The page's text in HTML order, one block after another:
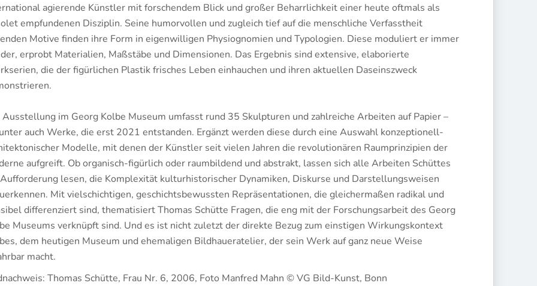
agierende Künstler mit forschendem Blick und großer Beharrlichkeit einer heute oftmals als
empfundenen Disziplin. Seine humorvollen und zugleich tief auf die menschliche Verfasstheit
Motive finden ihre Form in eigenwilligen Physiognomien und Typologien. Diese moduliert er immer
erprobt Materialien, Maßstäbe und Dimensionen. Das Ergebnis sind extensive, elaborierte
die der figürlichen Plastik frisches Leben einhauchen und ihren aktuellen Daseinszweck
Ausstellung im Georg Kolbe Museum umfasst rund 35 Skulpturen und zahlreiche Arbeiten auf Papier –
auch Werke, die erst 2021 entstanden. Ergänzt werden diese durch eine Auswahl konzeptionell-
Modelle, mit denen der Künstler seit vielen Jahren die revolutionären Raumprinzipien der
aufgreift. Ob organisch-figürlich oder raumbildend und abstrakt, lassen sich alle Arbeiten Schüttes
lesen, die Komplexität kulturhistorischer Dynamiken, Diskurse und Darstellungsweisen
Mit vielschichtigen, geschichtsbewussten Repräsentationen, die gleichermaßen radikal und
differenziert sind, thematisiert Thomas Schütte Fragen, die eng mit der Forschungsarbeit des Georg
Museums verknüpft sind. Und es ist nicht zuletzt der direkte Bezug zum einstigen Wirkungskontext
dem heutigen Museum und ehemaligen Bildhaueratelier, der sein Werk auf ganz neue Weise
macht.
Thomas Schütte, Frau Nr. 6, 2006, Foto Manfred Mahn © VG Bild-Kunst, Bonn